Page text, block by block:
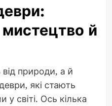
й
природи, а й
які стають
світі. Ось кілька